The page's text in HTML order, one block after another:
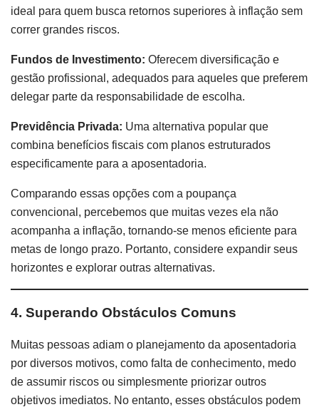
ideal para quem busca retornos superiores à inflação sem
correr grandes riscos.
Fundos de Investimento: Oferecem diversificação e
gestão profissional, adequados para aqueles que preferem
delegar parte da responsabilidade de escolha.
Previdência Privada: Uma alternativa popular que
combina benefícios fiscais com planos estruturados
especificamente para a aposentadoria.
Comparando essas opções com a poupança
convencional, percebemos que muitas vezes ela não
acompanha a inflação, tornando-se menos eficiente para
metas de longo prazo. Portanto, considere expandir seus
horizontes e explorar outras alternativas.
4. Superando Obstáculos Comuns
Muitas pessoas adiam o planejamento da aposentadoria
por diversos motivos, como falta de conhecimento, medo
de assumir riscos ou simplesmente priorizar outros
objetivos imediatos. No entanto, esses obstáculos podem